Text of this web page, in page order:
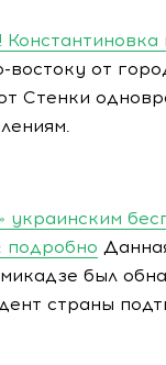
востоку от
Стенки
украинским
подробно
был
страны